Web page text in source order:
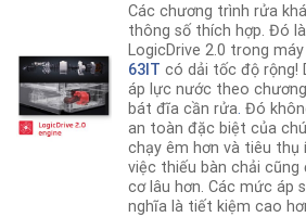
Các chương trình rửa
thông số thích hợp. Đó
LogicDrive 2.0 trong
63IT có dải tốc độ rộng!
áp lực nước theo
bát đĩa cần rửa. Đó
an toàn đặc biệt của
chạy êm hơn và tiêu thụ
việc thiếu bàn chải
cơ lâu hơn. Các mức áp
nghĩa là tiết kiệm cao